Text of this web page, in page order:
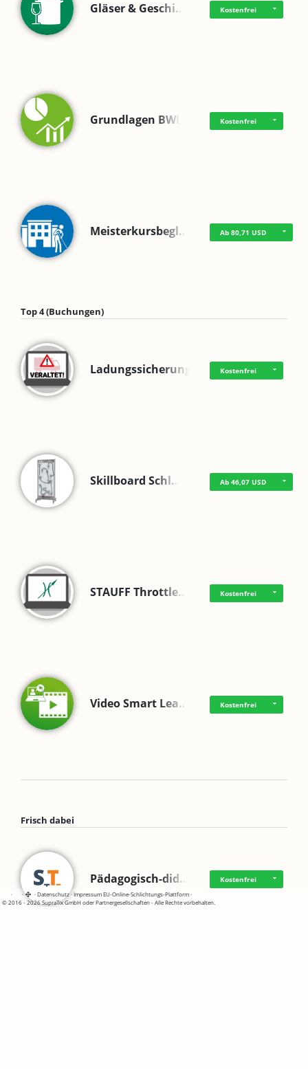
Gläser & Geschi… Kostenfrei
Grundlagen BWL Kostenfrei
Meisterkursbegl… Ab 80,71 USD
Top 4 (Buchungen)
Ladungssicherung Kostenfrei
Skillboard Schl… Ab 46,07 USD
STAUFF Throttle… Kostenfrei
Video Smart Lea… Kostenfrei
Frisch dabei
Pädagogisch-did… Kostenfrei
· · ·Datenschutz·Impressum EU-Online-Schlichtungs-Plattform·
© 2016 - 2026 SupraTix GmbH oder Partnergesellschaften - Alle Rechte vorbehalten.